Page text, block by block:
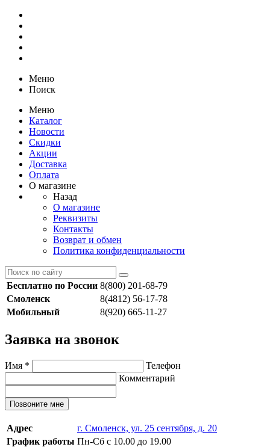
Меню
Поиск
Меню
Каталог
Новости
Скидки
Акции
Доставка
Оплата
О магазине
Назад
О магазине
Реквизиты
Контакты
Возврат и обмен
Политика конфиденциальности
Бесплатно по России 8(800) 201-68-79
Смоленск
8(4812) 56-17-78
Мобильный
8(920) 665-11-27
Заявка на звонок
Имя *
Телефон
Комментарий
Позвоните мне
Адрес
г. Смоленск, ул. 25 сентября, д. 20
График работы Пн-Сб с 10.00 до 19.00